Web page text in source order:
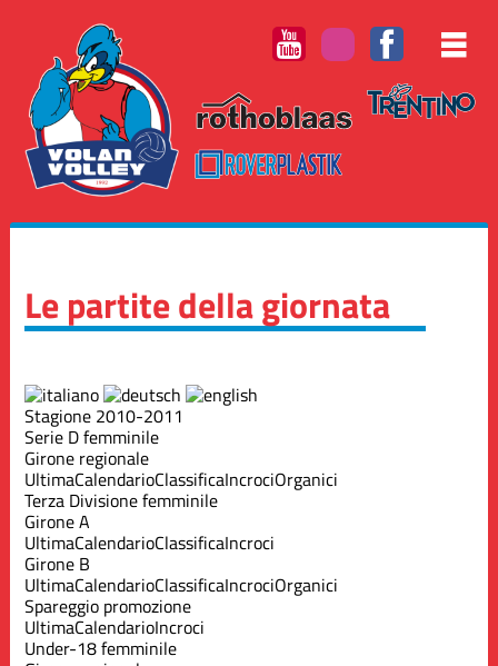
Le partite della giornata
Stagione 2010-2011
Serie D femminile
Girone regionale
UltimaCalendarioClassificaIncrociOrganici
Terza Divisione femminile
Girone A
UltimaCalendarioClassificaIncroci
Girone B
UltimaCalendarioClassificaIncrociOrganici
Spareggio promozione
UltimaCalendarioIncroci
Under-18 femminile